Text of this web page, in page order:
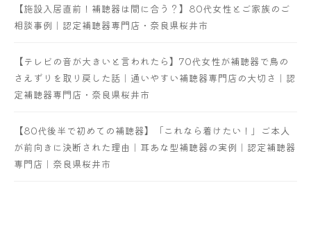
【施設入居直前！補聴器は間に合う？】80代女性とご家族のご
相談事例｜認定補聴器専門店・奈良県桜井市
【テレビの音が大きいと言われたら】70代女性が補聴器で鳥の
さえずりを取り戻した話｜通いやすい補聴器専門店の大切さ｜認
定補聴器専門店・奈良県桜井市
【80代後半で初めての補聴器】「これなら着けたい！」ご本人
が前向きに決断された理由｜耳あな型補聴器の実例｜認定補聴器
専門店｜奈良県桜井市